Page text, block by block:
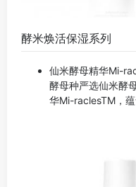
酵米焕活保湿系列
仙米酵母精华Mi-
酵母种严选仙米酵
华Mi-raclesTM，蕴